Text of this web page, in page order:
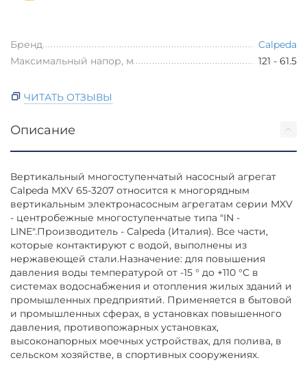
Бренд
Calpeda
Максимальный напор, м
121 - 61.5
ЧИТАТЬ ОТЗЫВЫ
Описание
Вертикальный многоступенчатый насосный агрегат
Calpeda MXV 65-3207 относится к многорядным
вертикальным электронасосным агрегатам серии MXV
- центробежные многоступенчатые типа "IN -
LINE".Производитель - Calpeda (Италия). Все части,
которые контактируют с водой, выполнены из
нержавеющей стали.Назначение: для повышения
давления воды температурой от -15 ° до +110 °С в
системах водоснабжения и отопления жилых зданий и
промышленных предприятий. Применяется в бытовой
и промышленных сферах, в установках повышенного
давления, противопожарных установках,
высоконапорных моечных устройствах, для полива, в
сельском хозяйстве, в спортивных сооружениях.